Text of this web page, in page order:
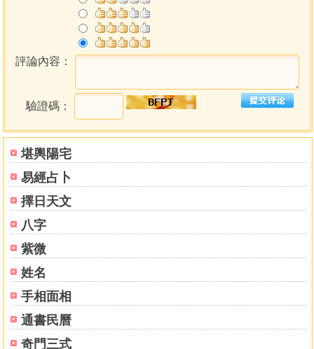
堪輿陽宅
易經占卜
擇日天文
八字
紫微
姓名
手相面相
通書民曆
奇門三式
評論內容：
驗證碼：